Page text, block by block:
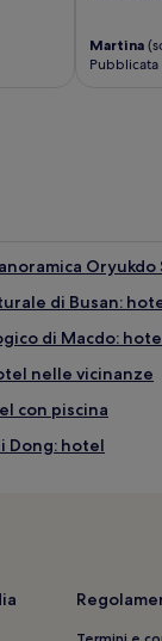
Martina
Pubblicata
di Busan:
di Macdo:
nelle vicinanze
con piscina
Dong: hotel
Gimhae